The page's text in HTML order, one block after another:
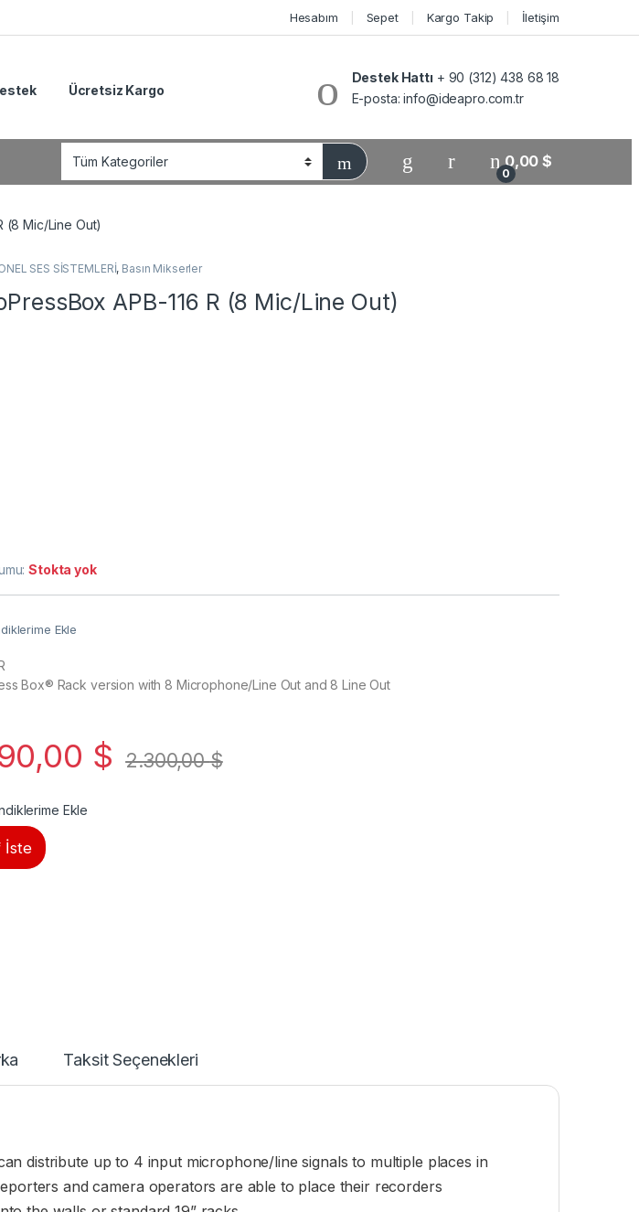
Hesabım Sepet Kargo Takip İletişim
Ücretsiz Kargo
Destek Hattı + 90 (312) 438 68 18
E-posta:info@ideapro.com.tr
0
0,00$
(8 Mic/Line Out)
SES SİSTEMLERİ, Basın Mikserler
APB-116 R (8 Mic/Line Out)
Stokta yok
Ekle
Box® Rack version with 8 Microphone/Line Out and 8 Line Out
$ 2.300,00$
Ekle
İste
Taksit Seçenekleri
distribute up to 4 input microphone/line signals to multiple places in
and camera operators are able to place their recorders